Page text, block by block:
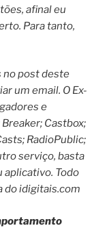
afinal eu
Para tanto,
no post deste
um email. O Ex-
e
Castbox;
RadioPublic;
serviço, basta
aplicativo. Todo
do idigitais.com